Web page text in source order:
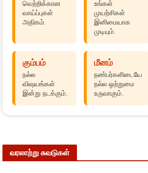
வெற்றிக்கான
வாய்ப்புகள்
அதிகம்.
உங்கள்
முயற்சிகள்
இனிமையாக
முடியும்.
கும்பம்
நல்ல
விஷயங்கள்
இன்று நடக்கும்.
மீனம்
நண்பர்களிடையே
நல்ல ஒற்றுமை
உருவாகும்.
வரலாற்று சுவடுகள்